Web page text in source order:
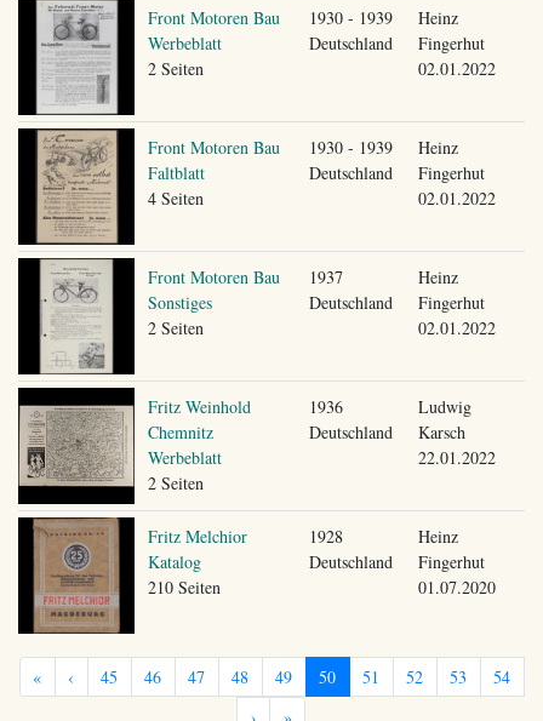
Front Motoren Bau
Werbeblatt
2 Seiten
1930 - 1939
Deutschland
Heinz
Fingerhut
02.01.2022
Front Motoren Bau
Faltblatt
4 Seiten
1930 - 1939
Deutschland
Heinz
Fingerhut
02.01.2022
Front Motoren Bau
Sonstiges
2 Seiten
1937
Deutschland
Heinz
Fingerhut
02.01.2022
Fritz Weinhold
Chemnitz
Werbeblatt
2 Seiten
1936
Deutschland
Ludwig
Karsch
22.01.2022
Fritz Melchior
Katalog
210 Seiten
1928
Deutschland
Heinz
Fingerhut
01.07.2020
« ‹ 45 46 47 48 49 50 51 52 53
54
›
»